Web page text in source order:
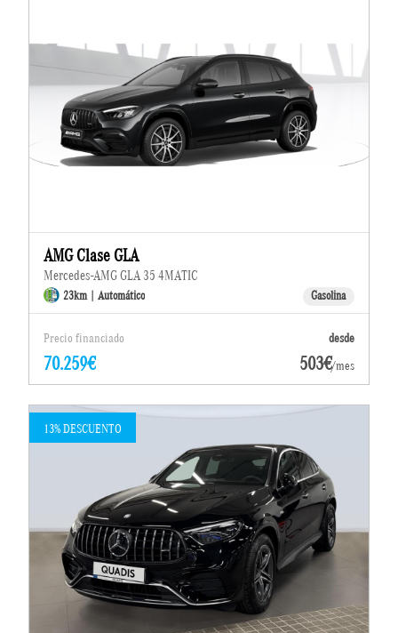
AMG Clase GLA
Mercedes-AMG GLA 35 4MATIC
23km | Automático Gasolina
Precio financiado desde
70.259€ 503€/mes
13% DESCUENTO